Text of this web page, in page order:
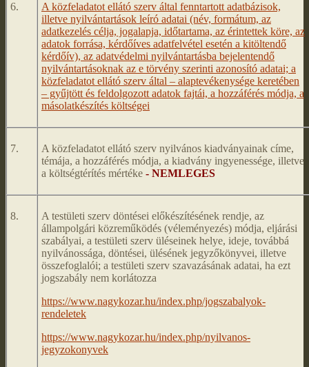
6.
A közfeladatot ellátó szerv által fenntartott adatbázisok,
illetve nyilvántartások leíró adatai (név, formátum, az
adatkezelés célja, jogalapja, időtartama, az érintettek köre, az
adatok forrása, kérdőíves adatfelvétel esetén a kitöltendő
kérdőív), az adatvédelmi nyilvántartásba bejelentendő
nyilvántartásoknak az e törvény szerinti azonosító adatai; a
közfeladatot ellátó szerv által – alaptevékenysége keretében
– gyűjtött és feldolgozott adatok fajtái, a hozzáférés módja, a
másolatkészítés költségei
7.
A közfeladatot ellátó szerv nyilvános kiadványainak címe,
témája, a hozzáférés módja, a kiadvány ingyenessége, illetve
a költségtérítés mértéke - NEMLEGES
8.
A testületi szerv döntései előkészítésének rendje, az
állampolgári közreműködés (véleményezés) módja, eljárási
szabályai, a testületi szerv üléseinek helye, ideje, továbbá
nyilvánossága, döntései, ülésének jegyzőkönyvei, illetve
összefoglalói; a testületi szerv szavazásának adatai, ha ezt
jogszabály nem korlátozza
https://www.nagykozar.hu/index.php/jogszabalyok-
rendeletek
https://www.nagykozar.hu/index.php/nyilvanos-
jegyzokonyvek